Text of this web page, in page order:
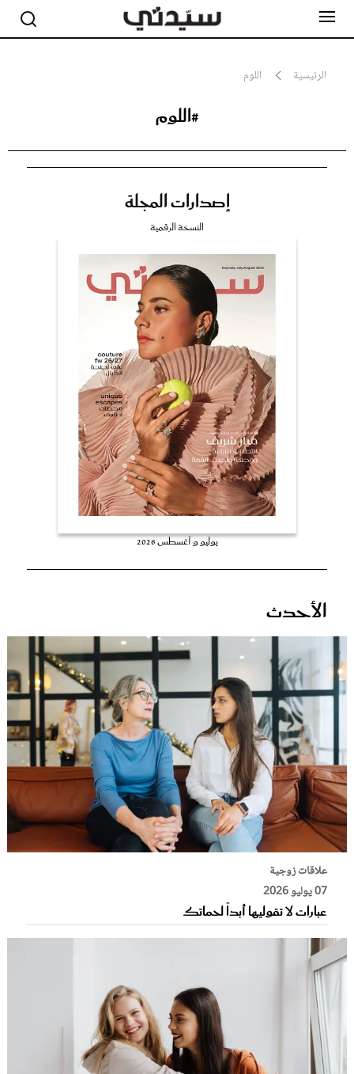
الرئيسية اللوم
#اللوم
إصدارات المجلة
النسخة الرقمية
يوليو و أغسطس 2026
الأحدث
علاقات زوجية
07 يوليو 2026
عبارات لا تقوليها أبداً لحماتك
جمال
صحة ورشاقة
عروس سيدتي
غلاف رفمي